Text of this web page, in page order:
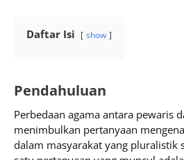
Daftar Isi show
Pendahuluan
Perbedaan agama antara pewaris
menimbulkan pertanyaan
dalam masyarakat yang pluralistik